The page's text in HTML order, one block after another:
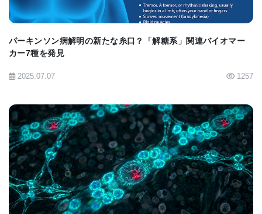
Dr. Fanselowは、「複雑な行動になると、必ず脳の
領域のメッセージが他の領域の反応に影響を及ぼ
す。このような分子レベルの変化が私たちの記憶、
接につながっており、脳内の一つのニューロンとも
う一つのニューロンの間にはだいたい6つのシナプス
結合がある。
従って、脳は様々な経路を使って信号を送ることが
できるが、現実にはそうしなければならないという
必要がない限り、何通りもの経路を使うことはな
パーキンソン病解明の新たな糸口？「解糖系」関連バイオマー
カー7種を発見
2025.07.07 1257
BIOMARKET JP